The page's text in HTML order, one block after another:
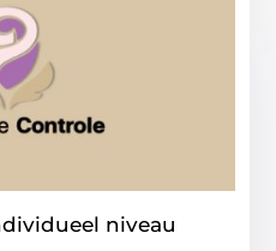
niveau